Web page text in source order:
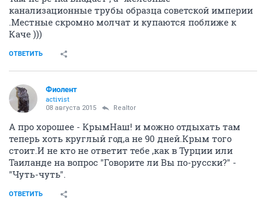
канализационные трубы образца советской империи
.Местные скромно молчат и купаются поближе к
Каче )))
ОТВЕТИТЬ
Фиолент
activist
08 августа 2015 Realtor
А про хорошее - КрымНаш! и можно отдыхать там
теперь хоть круглый год,а не 90 дней.Крым того
стоит.И не кто не ответит тебе ,как в Турции или
Таиланде на вопрос "Говорите ли Вы по-русски?" -
"Чуть-чуть".
ОТВЕТИТЬ